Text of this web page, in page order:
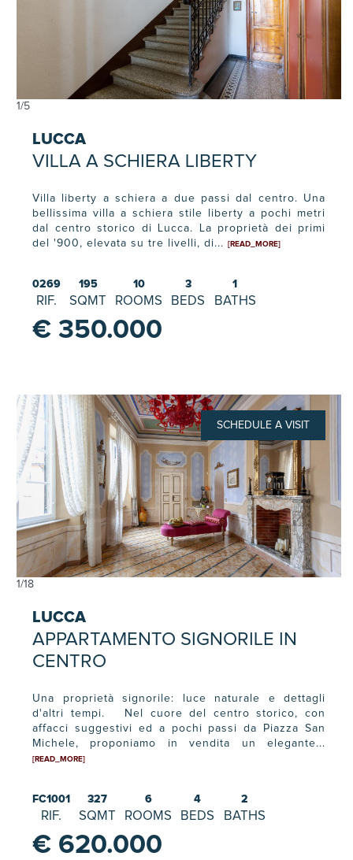
1/5
LUCCA
VILLA A SCHIERA LIBERTY
Villa liberty a schiera a due passi dal centro. Una
bellissima villa a schiera stile liberty a pochi metri
dal centro storico di Lucca. La proprietà dei primi
del '900, elevata su tre livelli, di...
[READ_MORE]
0269
RIF.
195
SQMT
10
ROOMS
3
BEDS
1
BATHS
€ 350.000
SCHEDULE A VISIT
1/18
LUCCA
APPARTAMENTO SIGNORILE IN
CENTRO
Una proprietà signorile: luce naturale e dettagli
d'altri tempi. Nel cuore del centro storico, con
affacci suggestivi ed a pochi passi da Piazza San
Michele, proponiamo in vendita un elegante...
[READ_MORE]
FC1001
RIF.
327
SQMT
6
ROOMS
4
BEDS
2
BATHS
€ 620.000